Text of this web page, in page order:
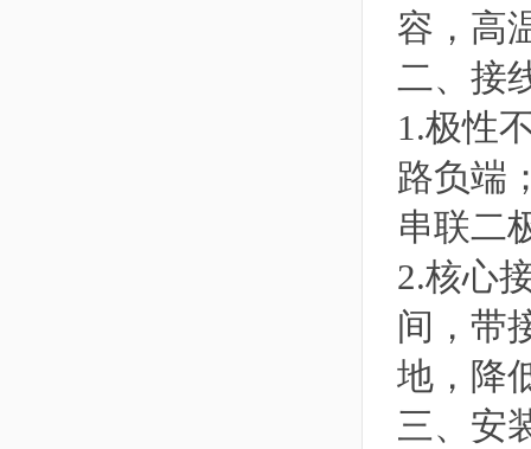
容，高
二、接
1.极性
路负端
串联二
2.核心
间，带
地，降
三、安